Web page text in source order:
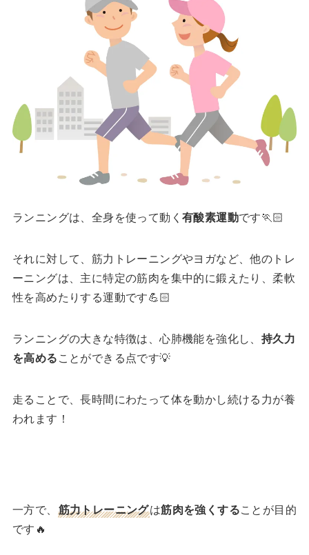
ランニングは、全身を使って動く 有酸素運動です🏃🏻
それに対して、筋力トレーニングやヨガなど、他のトレ
ーニングは、主に特定の筋肉を集中的に鍛えたり、柔軟
性を高めたりする運動です💪🏻
ランニングの大きな特徴は、心肺機能を強化し、 持久力
を高めることができる点です💡
走ることで、長時間にわたって体を動かし続ける力が養
われます！
一方で、 筋力トレーニングは筋肉を強くすることが目的
です🔥